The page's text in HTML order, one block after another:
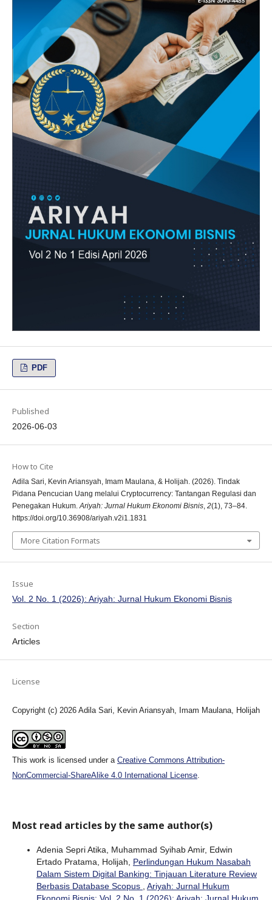
PDF
Published
2026-06-03
How to Cite
Adila Sari, Kevin Ariansyah, ⁠Imam Maulana, & Holijah. (2026). Tindak
Pidana Pencucian Uang melalui Cryptocurrency: Tantangan Regulasi dan
Penegakan Hukum.Ariyah: Jurnal Hukum Ekonomi Bisnis, 2(1), 73–84.
https://doi.org/10.36908/ariyah.v2i1.1831
More Citation Formats
Issue
Vol. 2 No. 1 (2026): Ariyah: Jurnal Hukum Ekonomi Bisnis
Section
Articles
License
Copyright (c) 2026 Adila Sari, Kevin Ariansyah, ⁠Imam Maulana, Holijah
This work is licensed under a Creative Commons Attribution-
NonCommercial-ShareAlike 4.0 International License.
Most read articles by the same author(s)
Adenia Sepri Atika, Muhammad Syihab Amir, Edwin
Ertado Pratama, Holijah, Perlindungan Hukum Nasabah
Dalam Sistem Digital Banking: Tinjauan Literature Review
Berbasis Database Scopus , Ariyah: Jurnal Hukum